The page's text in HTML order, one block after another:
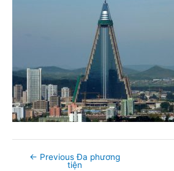
← Previous Đa phương
tiện